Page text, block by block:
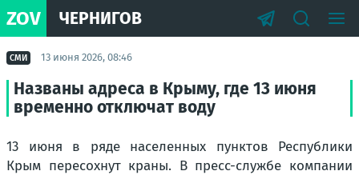
ZOV ЧЕРНИГОВ
СМИ 13 июня 2026, 08:46
Названы адреса в Крыму, где 13 июня
временно отключат воду
13 июня в ряде населенных пунктов Республики
Крым пересохнут краны. В пресс-службе компании